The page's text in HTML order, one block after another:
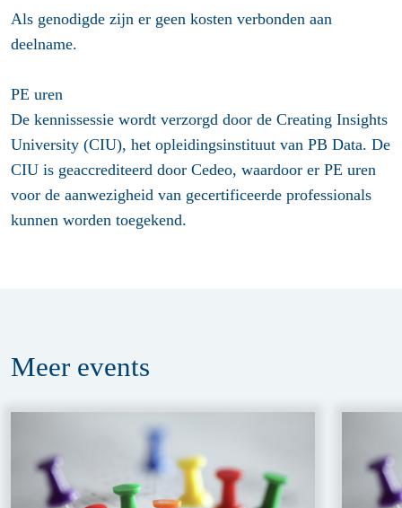
Als genodigde zijn er geen kosten verbonden aan
deelname.
PE uren
De kennissessie wordt verzorgd door de Creating Insights
University (CIU), het opleidingsinstituut van PB Data. De
CIU is geaccrediteerd door Cedeo, waardoor er PE uren
voor de aanwezigheid van gecertificeerde professionals
kunnen worden toegekend.
Meer events